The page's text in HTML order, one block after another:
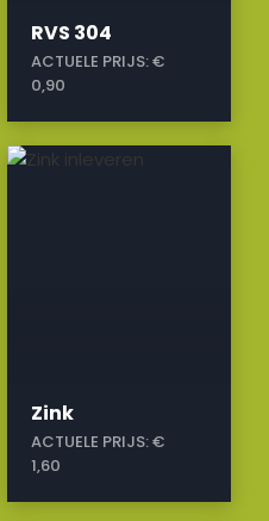
RVS 304
ACTUELE PRIJS:€
0,90
Zink
ACTUELE PRIJS:€
1,60
a